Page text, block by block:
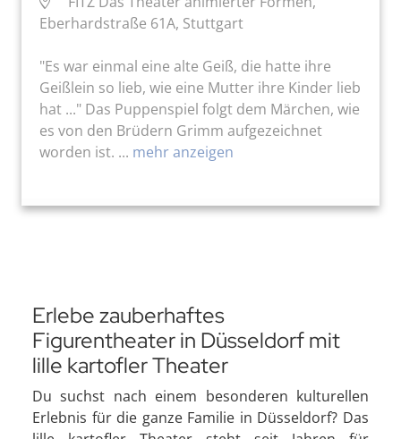
Eberhardstraße 61A, Stuttgart
"Es war einmal eine alte Geiß, die hatte ihre
Geißlein so lieb, wie eine Mutter ihre Kinder lieb
hat ..." Das Puppenspiel folgt dem Märchen, wie
es von den Brüdern Grimm aufgezeichnet
worden ist. ... mehr anzeigen
Erlebe zauberhaftes
Figurentheater in Düsseldorf mit
lille kartofler Theater
Du suchst nach einem besonderen kulturellen
Erlebnis für die ganze Familie in Düsseldorf? Das